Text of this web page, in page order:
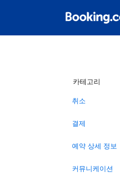
카테고리
취소
결제
예약 상세 정보
커뮤니케이션